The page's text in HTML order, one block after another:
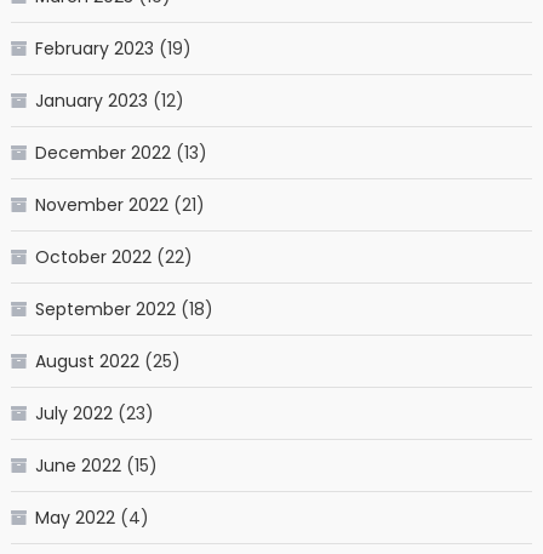
February 2023 (19)
January 2023 (12)
December 2022(13)
November 2022(21)
October 2022(22)
September 2022(18)
August 2022(25)
July 2022(23)
June 2022(15)
May 2022(4)